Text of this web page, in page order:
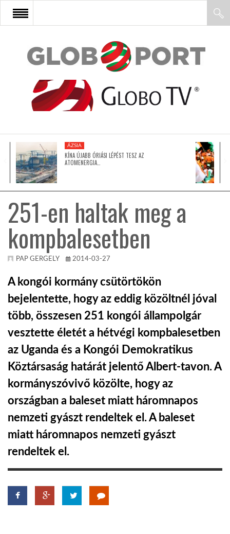
FŐOLDAL
AFRIKA
ÁZSIA
LATIN-AMERIKA
KÖZEL-KELET
AUSZTRÁLIA
A VILÁG ITTHON
MÉDIA
GLOBOTV BP
HÍR3D
ÁZSIA
KÍNA ÚJABB ÓRIÁSI LÉPÉST TESZ AZ
ATOMENERGIA…
251-en haltak meg a
kompbalesetben
PAP GERGELY 2014-03-27
A kongói kormány csütörtökön
bejelentette, hogy az eddig közöltnél jóval
több, összesen 251 kongói állampolgár
vesztette életét a hétvégi kompbalesetben
az Uganda és a Kongói Demokratikus
Köztársaság határát jelentő Albert-tavon. A
kormányszóvivő közölte, hogy az
országban a baleset miatt háromnapos
nemzeti gyászt rendeltek el. A baleset
miatt háromnapos nemzeti gyászt
rendeltek el.